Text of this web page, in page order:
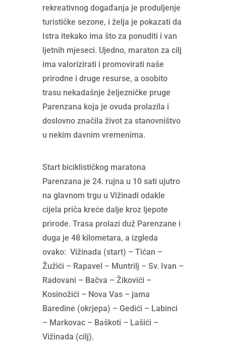
rekreativnog događanja je produljenje
turističke sezone, i želja je pokazati da
Istra itekako ima što za ponuditi i van
ljetnih mjeseci. Ujedno, maraton za cilj
ima valorizirati i promovirati naše
prirodne i druge resurse, a osobito
trasu nekadašnje željezničke pruge
Parenzana koja je ovuda prolazila i
doslovno značila život za stanovništvo
u nekim davnim vremenima.
Start biciklističkog maratona
Parenzana je 24. rujna u 10 sati ujutro
na glavnom trgu u Vižinadi odakle
cijela priča kreće dalje kroz ljepote
prirode. Trasa prolazi duž Parenzane i
duga je 48 kilometara, a izgleda
ovako: Vižinada (start) – Tićan –
Žužići – Rapavel – Muntrilj – Sv. Ivan –
Radovani – Bačva – Žikovići –
Kosinožići – Nova Vas – jama
Baredine (okrjepa) – Gedići – Labinci
– Markovac – Baškoti – Lašići –
Vižinada (cilj).